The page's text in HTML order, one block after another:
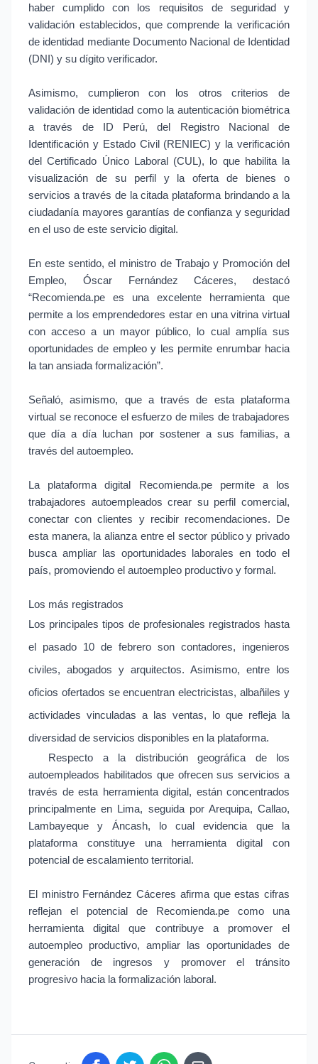
haber cumplido con los requisitos de seguridad y
validación establecidos, que comprende la verificación
de identidad mediante Documento Nacional de Identidad
(DNI) y su dígito verificador.
Asimismo, cumplieron con los otros criterios de
validación de identidad como la autenticación biométrica
a través de ID Perú, del Registro Nacional de
Identificación y Estado Civil (RENIEC) y la verificación
del Certificado Único Laboral (CUL), lo que habilita la
visualización de su perfil y la oferta de bienes o
servicios a través de la citada plataforma brindando a la
ciudadanía mayores garantías de confianza y seguridad
en el uso de este servicio digital.
En este sentido, el ministro de Trabajo y Promoción del
Empleo, Óscar Fernández Cáceres, destacó
“Recomienda.pe es una excelente herramienta que
permite a los emprendedores estar en una vitrina virtual
con acceso a un mayor público, lo cual amplía sus
oportunidades de empleo y les permite enrumbar hacia
la tan ansiada formalización”.
Señaló, asimismo, que a través de esta plataforma
virtual se reconoce el esfuerzo de miles de trabajadores
que día a día luchan por sostener a sus familias, a
través del autoempleo.
La plataforma digital Recomienda.pe permite a los
trabajadores autoempleados crear su perfil comercial,
conectar con clientes y recibir recomendaciones. De
esta manera, la alianza entre el sector público y privado
busca ampliar las oportunidades laborales en todo el
país, promoviendo el autoempleo productivo y formal.
Los más registrados
Los principales tipos de profesionales registrados hasta
el pasado 10 de febrero son contadores, ingenieros
civiles, abogados y arquitectos. Asimismo, entre los
oficios ofertados se encuentran electricistas, albañiles y
actividades vinculadas a las ventas, lo que refleja la
diversidad de servicios disponibles en la plataforma.
Respecto a la distribución geográfica de los
autoempleados habilitados que ofrecen sus servicios a
través de esta herramienta digital, están concentrados
principalmente en Lima, seguida por Arequipa, Callao,
Lambayeque y Áncash, lo cual evidencia que la
plataforma constituye una herramienta digital con
potencial de escalamiento territorial.
El ministro Fernández Cáceres afirma que estas cifras
reflejan el potencial de Recomienda.pe como una
herramienta digital que contribuye a promover el
autoempleo productivo, ampliar las oportunidades de
generación de ingresos y promover el tránsito
progresivo hacia la formalización laboral.